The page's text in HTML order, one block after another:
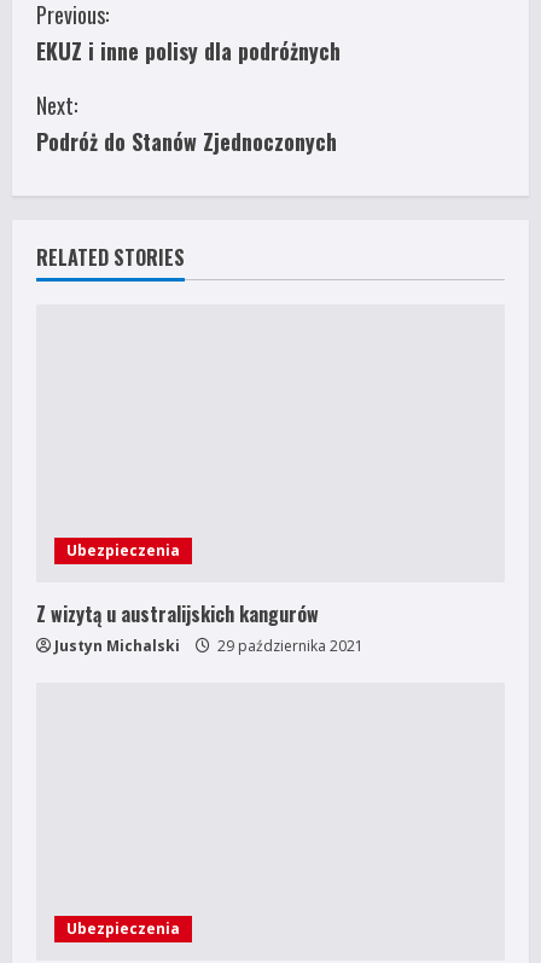
C
o
n
n
i
Previous:
EKUZ i inne polisy dla podróżnych
Next:
Podróż do Stanów Zjednoczonych
RELATED STORIES
Ubezpieczenia
Z wizytą u australijskich kangurów
Justyn Michalski 29 października 2021
Ubezpieczenia